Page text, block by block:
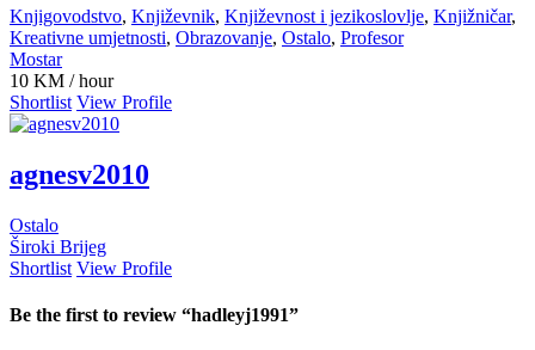
Knjigovodstvo, Književnik, Književnost i jezikoslovlje, Knjižničar,
Kreativne umjetnosti, Obrazovanje, Ostalo, Profesor
Mostar
10 KM / hour
Shortlist View Profile
agnesv2010
Ostalo
Široki Brijeg
Shortlist View Profile
Be the first to review “hadleyj1991”